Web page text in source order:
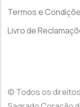
Termos e
Livro de
© Todos os